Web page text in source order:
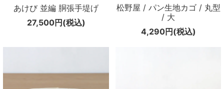
あけび 並編 胴張手堤げ
27,500円(税込)
松野屋 / パン生地カゴ / 丸型
/ 大
4,290円(税込)